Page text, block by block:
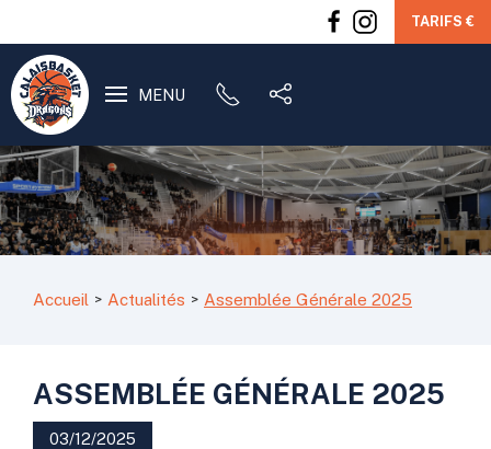
TARIFS €
MENU
Accueil Actualités Assemblée Générale 2025
ASSEMBLÉE GÉNÉRALE 2025
03/12/2025